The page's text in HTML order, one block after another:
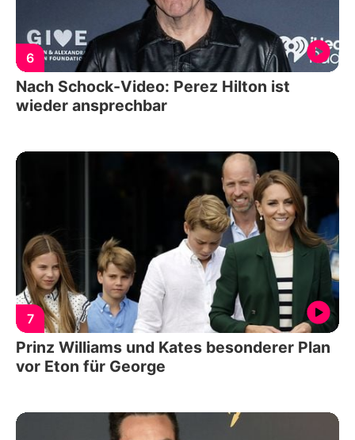
6
Nach Schock-Video: Perez Hilton ist
wieder ansprechbar
7
Prinz Williams und Kates besonderer Plan
vor Eton für George